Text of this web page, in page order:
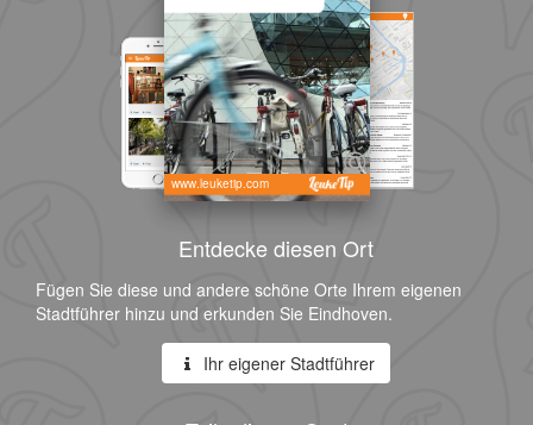
www.leuketip.com
Entdecke diesen Ort
Fügen Sie diese und andere schöne Orte Ihrem eigenen
Stadtführer hinzu und erkunden Sie Eindhoven.
Ihr eigener Stadtführer